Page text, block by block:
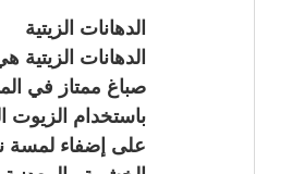
الدهانات الزيتية
الدهانات
صباغ ممتاز في
باستخدام الزيوت
على إضفاء لمسة